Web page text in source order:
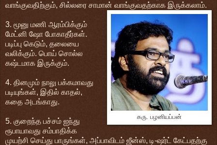
வாங்குவதிற்கும், சில்லரை சாமான் வாங்குவதற்காக இருக்கலாம்.
கரு. பழனியப்பன்
3. மூனு மணி ஆரம்பிக்கும்
மேட்னி ஷோ போகாதீர்கள்.
படிப்பு கெடும், தலையை
வலிக்கும். பொய் சொல்ல
கஷ்டமாக இருக்கும்.
4. தினமும் நாலு பக்கமாவது
படியுங்கள், இதில் காதல்,
கதை அடங்காது.
5. குறைந்த பச்சம் ஐந்து
ரூபாயாவது சம்பாதிக்க
முயற்சி செய்து பாருங்கள், அப்பாவிடம் ஜீன்ஸ், டி-ஷர்ட் கேட்பதற்கு